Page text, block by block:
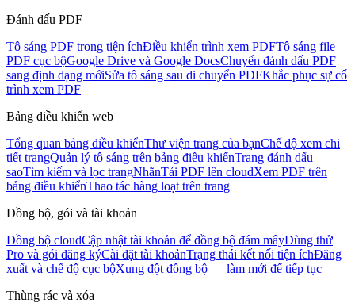
Đánh dấu PDF
Tô sáng PDF trong tiện íchĐiều khiển trình xem PDFTô sáng file
PDF cục bộGoogle Drive và Google DocsChuyển đánh dấu PDF
sang định dạng mớiSửa tô sáng sau di chuyển PDFKhắc phục sự cố
trình xem PDF
Bảng điều khiển web
Tổng quan bảng điều khiểnThư viện trang của bạnChế độ xem chi
tiết trangQuản lý tô sáng trên bảng điều khiểnTrang đánh dấu
saoTìm kiếm và lọc trangNhãnTải PDF lên cloudXem PDF trên
bảng điều khiểnThao tác hàng loạt trên trang
Đồng bộ, gói và tài khoản
Đồng bộ cloudCập nhật tài khoản để đồng bộ đám mâyDùng thử
Pro và gói đăng kýCài đặt tài khoảnTrạng thái kết nối tiện íchĐăng
xuất và chế độ cục bộXung đột đồng bộ — làm mới để tiếp tục
Thùng rác và xóa